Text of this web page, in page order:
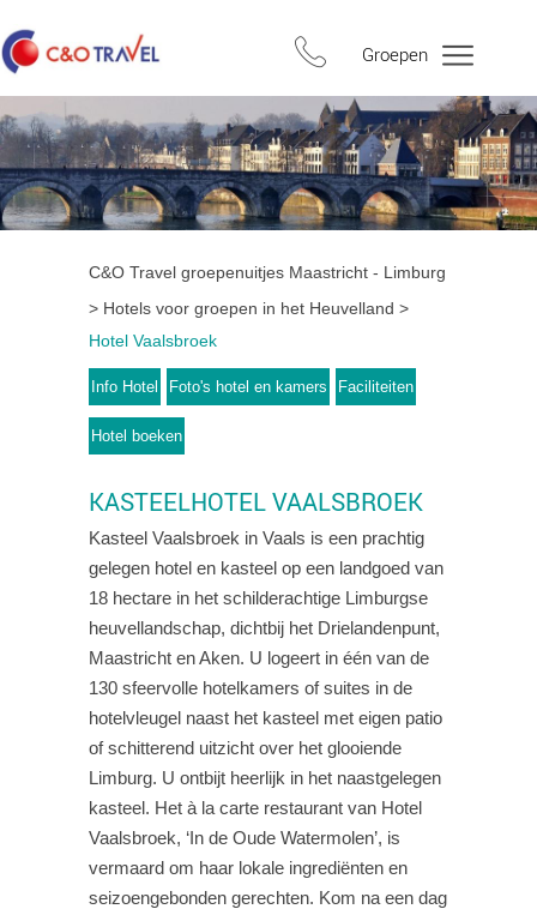
Groepen
C&O Travel groepenuitjes Maastricht - Limburg
Hotels voor groepen in het Heuvelland
Hotel Vaalsbroek
Info Hotel Foto's hotel en kamers Faciliteiten
Hotel boeken
KASTEELHOTEL VAALSBROEK
Kasteel Vaalsbroek in Vaals is een prachtig
gelegen hotel en kasteel op een landgoed van
18 hectare in het schilderachtige Limburgse
heuvellandschap, dichtbij het Drielandenpunt,
Maastricht en Aken. U logeert in één van de
130 sfeervolle hotelkamers of suites in de
hotelvleugel naast het kasteel met eigen patio
of schitterend uitzicht over het glooiende
Limburg. U ontbijt heerlijk in het naastgelegen
kasteel. Het à la carte restaurant van Hotel
Vaalsbroek, ‘In de Oude Watermolen’, is
vermaard om haar lokale ingrediënten en
seizoengebonden gerechten. Kom na een dag